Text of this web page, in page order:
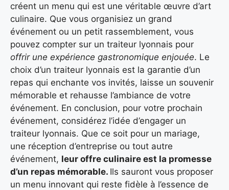
créent un menu qui est une véritable œuvre d’art
culinaire. Que vous organisiez un grand
événement ou un petit rassemblement, vous
pouvez compter sur un traiteur lyonnais pour
offrir une expérience gastronomique enjouée. Le
choix d’un traiteur lyonnais est la garantie d’un
repas qui enchante vos invités, laisse un souvenir
mémorable et rehausse l’ambiance de votre
événement. En conclusion, pour votre prochain
événement, considérez l’idée d’engager un
traiteur lyonnais. Que ce soit pour un mariage,
une réception d’entreprise ou tout autre
événement, leur offre culinaire est la promesse
d’un repas mémorable. Ils sauront vous proposer
un menu innovant qui reste fidèle à l’essence de